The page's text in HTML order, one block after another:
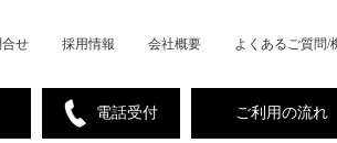
合せ 採用情報 会社概要 よくあるご質問/
ご利用の流れ
電話受付